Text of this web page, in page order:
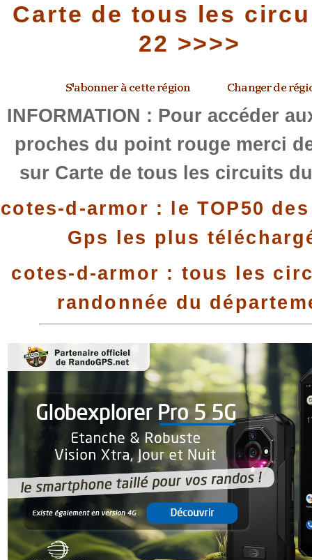
Carte de tous les
22 >>>>
INFORMATION : Pour accéder
proches du point rouge merci
sur Carte de tous les circuits
cotes-d-armor : le TOP50
Gps les plus
cotes-d-armor : tous les
randonnée du